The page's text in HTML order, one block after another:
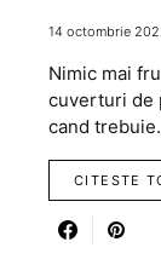
14 octombrie
Nimic mai
cuverturi de
cand
CITESTE